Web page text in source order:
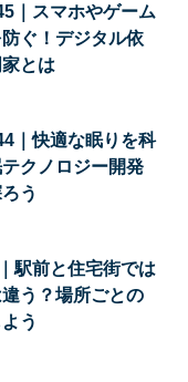
｜スマホやゲーム
ぐ！デジタル依
とは
｜快適な眠りを科
クノロジー開発
う
駅前と住宅街では
う？場所ごとの
う